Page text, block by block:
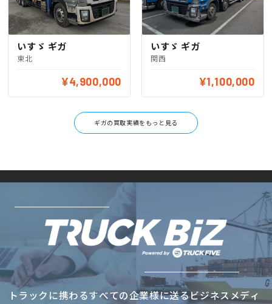
いすゞ ギガ
東北
¥4,900,000
いすゞ ギガ
関西
¥1,100,000
ギガの買取実績をもっと見る
トラックに携わるすべての企業様に送るビジネスメディ